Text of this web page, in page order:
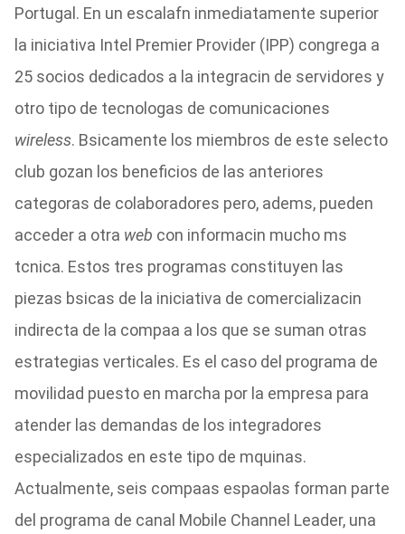
Portugal. En un escalafn inmediatamente superior
la iniciativa Intel Premier Provider (IPP) congrega a
25 socios dedicados a la integracin de servidores y
otro tipo de tecnologas de comunicaciones
wireless. Bsicamente los miembros de este selecto
club gozan los beneficios de las anteriores
categoras de colaboradores pero, adems, pueden
acceder a otra web con informacin mucho ms
tcnica. Estos tres programas constituyen las
piezas bsicas de la iniciativa de comercializacin
indirecta de la compaa a los que se suman otras
estrategias verticales. Es el caso del programa de
movilidad puesto en marcha por la empresa para
atender las demandas de los integradores
especializados en este tipo de mquinas.
Actualmente, seis compaas espaolas forman parte
del programa de canal Mobile Channel Leader, una